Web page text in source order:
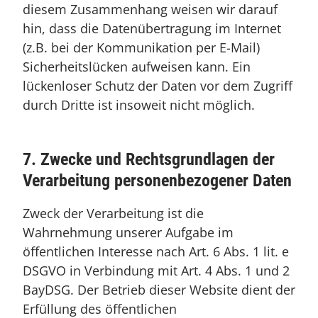
diesem Zusammenhang weisen wir darauf
hin, dass die Datenübertragung im Internet
(z.B. bei der Kommunikation per E-Mail)
Sicherheitslücken aufweisen kann. Ein
lückenloser Schutz der Daten vor dem Zugriff
durch Dritte ist insoweit nicht möglich.
7. Zwecke und Rechtsgrundlagen der
Verarbeitung personenbezogener Daten
Zweck der Verarbeitung ist die
Wahrnehmung unserer Aufgabe im
öffentlichen Interesse nach Art. 6 Abs. 1 lit. e
DSGVO in Verbindung mit Art. 4 Abs. 1 und 2
BayDSG. Der Betrieb dieser Website dient der
Erfüllung des öffentlichen